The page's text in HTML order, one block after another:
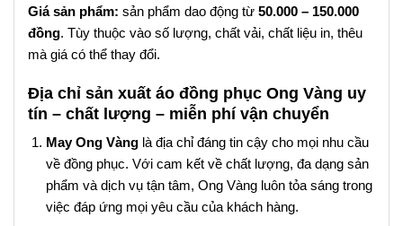
Giá sản phẩm: sản phẩm dao động từ 50.000 – 150.000
đồng. Tùy thuộc vào số lượng, chất vải, chất liệu in, thêu
mà giá có thể thay đổi.
Địa chỉ sản xuất áo đồng phục Ong Vàng uy
tín – chất lượng – miễn phí vận chuyển
May Ong Vànglà địa chỉ đáng tin cậy cho mọi nhu cầu
về đồng phục. Với cam kết về chất lượng, đa dạng sản
phẩm và dịch vụ tận tâm, Ong Vàng luôn tỏa sáng trong
việc đáp ứng mọi yêu cầu của khách hàng.